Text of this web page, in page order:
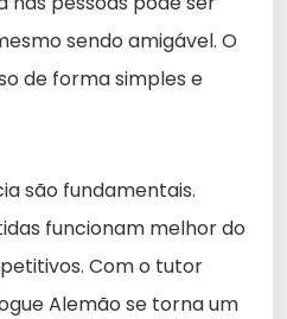
sendo amigável. O
de forma simples e
são fundamentais.
funcionam melhor do
Com o tutor
Alemão se torna um